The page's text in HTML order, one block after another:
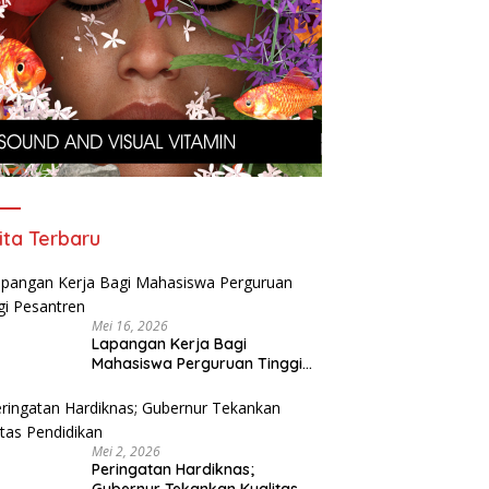
Terbaru
Mei 16, 2026
Lapangan Kerja Bagi
Mahasiswa Perguruan Tinggi
Mei 2, 2026
Peringatan Hardiknas;